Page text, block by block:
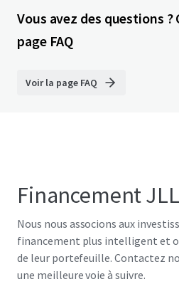
Vous avez des questions
page FAQ
Voir la page FAQ
Financement JLL
Nous nous associons aux
financement plus intelligent et
de leur portefeuille. Contactez
une meilleure voie à suivre.